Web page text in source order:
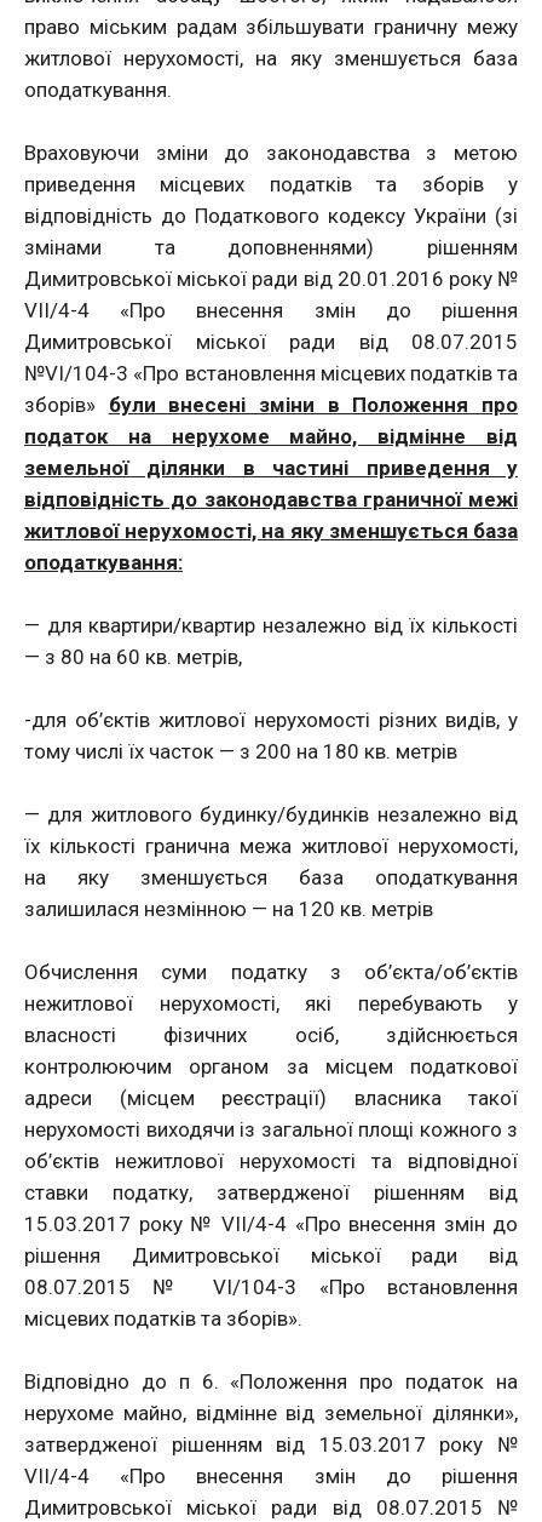
право міським радам збільшувати граничну межу
житлової нерухомості, на яку зменшується база
оподаткування.
Враховуючи зміни до законодавства з метою
приведення місцевих податків та зборів у
відповідність до Податкового кодексу України (зі
змінами та доповненнями) рішенням
Димитровської міської ради від 20.01.2016 року №
VII/4-4 «Про внесення змін до рішення
Димитровської міської ради від 08.07.2015
№VI/104-3 «Про встановлення місцевих податків та
зборів» були внесені зміни в Положення про
податок на нерухоме майно, відмінне від
земельної ділянки в частині приведення у
відповідність до законодавства граничної межі
житлової нерухомості, на яку зменшується база
оподаткування:
— для квартири/квартир незалежно від їх кількості
— з 80 на 60 кв. метрів,
-для об’єктів житлової нерухомості різних видів, у
тому числі їх часток — з 200 на 180 кв. метрів
— для житлового будинку/будинків незалежно від
їх кількості гранична межа житлової нерухомості,
на яку зменшується база оподаткування
залишилася незмінною — на 120 кв. метрів
Обчислення суми податку з об’єкта/об’єктів
нежитлової нерухомості, які перебувають у
власності фізичних осіб, здійснюється
контролюючим органом за місцем податкової
адреси (місцем реєстрації) власника такої
нерухомості виходячи із загальної площі кожного з
об’єктів нежитлової нерухомості та відповідної
ставки податку, затвердженої рішенням від
15.03.2017 року № VII/4-4 «Про внесення змін до
рішення Димитровської міської ради від
08.07.2015 № VI/104-3 «Про встановлення
місцевих податків та зборів».
Відповідно до п 6. «Положення про податок на
нерухоме майно, відмінне від земельної ділянки»,
затвердженої рішенням від 15.03.2017 року №
VII/4-4 «Про внесення змін до рішення
Димитровської міської ради від 08.07.2015 №